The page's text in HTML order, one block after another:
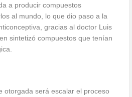
a producir compuestos
al mundo, lo que dio paso a la
gracias al doctor Luis
sintetizó compuestos que tenían
otorgada será escalar el proceso